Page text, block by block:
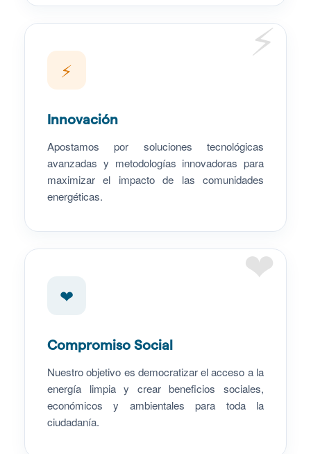
⚡
⚡
Innovación
Apostamos por soluciones tecnológicas
avanzadas y metodologías innovadoras para
maximizar el impacto de las comunidades
energéticas.
❤
❤
Compromiso Social
Nuestro objetivo es democratizar el acceso a la
energía limpia y crear beneficios sociales,
económicos y ambientales para toda la
ciudadanía.